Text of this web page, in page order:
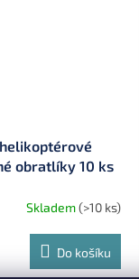
obratlíky 10 ks
Skladem(>10 ks)
Do košíku